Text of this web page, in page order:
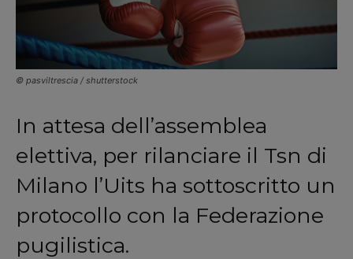
© pasviltrescia / shutterstock
In attesa dell’assemblea
elettiva, per rilanciare il Tsn di
Milano l’Uits ha sottoscritto un
protocollo con la Federazione
pugilistica.